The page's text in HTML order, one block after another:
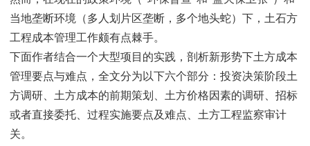
当地垄断环境（多人划片区垄断，多个地头蛇）下，土石方
工程成本管理工作颇有点棘手。
下面作者结合一个大型项目的实践，剖析新形势下土方成本
管理要点与难点，全文分为以下六个部分：投资决策阶段土
方调研、土方成本的前期策划、土方价格因素的调研、招标
或者直接委托、过程实施要点及难点、土方工程监察审计
关。